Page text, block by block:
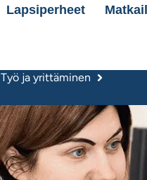
Lapsiperheet
Työ ja yrittäminen